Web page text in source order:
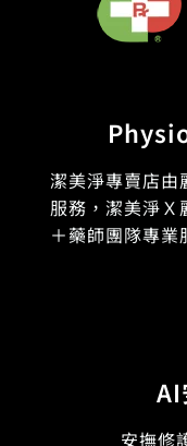
潔美淨專賣店由
服務，潔美淨Ｘ
＋藥師團隊專
AI
安撫修